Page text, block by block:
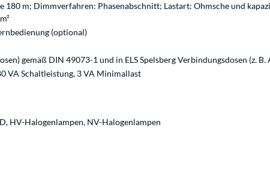
180 m; Dimmverfahren: Phasenabschnitt; Lastart: Ohmsche und
(optional)
gemäß DIN 49073-1 und in ELS Spelsberg Verbindungsdosen (z.
VA Schaltleistung, 3 VA Minimallast
HV-Halogenlampen, NV-Halogenlampen